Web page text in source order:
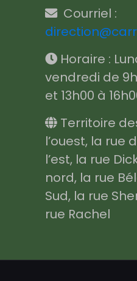
Courriel :
Horaire :
vendredi de
et 13h00 à
Territoire
l’ouest, la rue
l’est, la rue
nord, la rue
Sud, la rue
rue Rachel